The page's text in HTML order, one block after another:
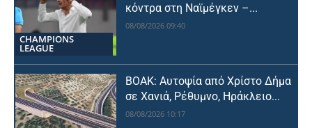
CHAMPIONS
LEAGUE
κόντρα στη Ναϊμέγκεν –...
08/08/2026 09:40
ΒΟΑΚ: Αυτοψία από Χρίστο Δήμα
σε Χανιά, Ρέθυμνο, Ηράκλειο...
08/08/2026 10:17